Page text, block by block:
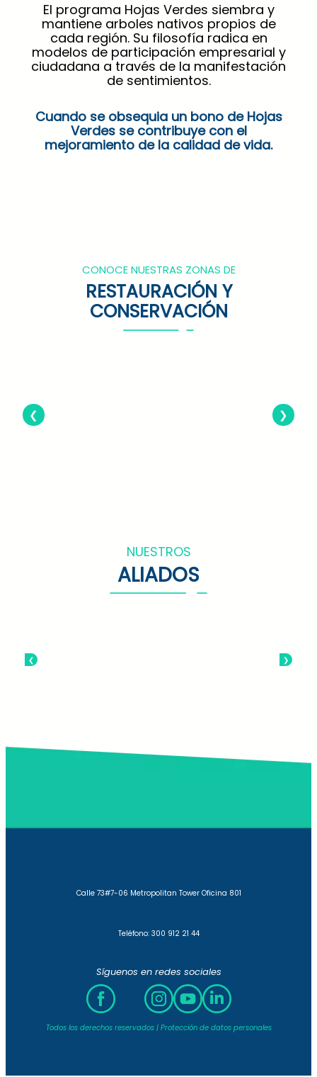
El programa Hojas Verdes siembra y
mantiene arboles nativos propios de
cada región. Su filosofía radica en
modelos de participación empresarial y
ciudadana a través de la manifestación
de sentimientos.
Cuando se obsequia un bono de Hojas
Verdes se contribuye con el
mejoramiento de la calidad de vida.
CONOCE NUESTRAS ZONAS DE
RESTAURACIÓN Y
CONSERVACIÓN
NUESTROS
ALIADOS
Calle 73#7-06 Metropolitan Tower Oficina 801
Teléfono: 300 912 21 44
Síguenos en redes sociales
Todos los derechos reservados | Protección de datos personales